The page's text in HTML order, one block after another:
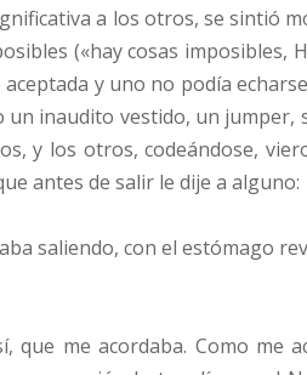
a los otros, se sintió
(«hay cosas
y uno no podía
inaudito vestido, un jumper,
y los otros, codeándose,
antes de salir le dije a alguno:
saliendo, con el estómago
me acordaba. Como me